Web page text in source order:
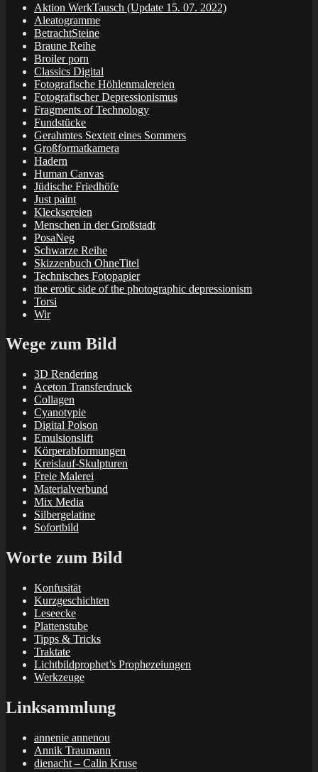
Aktion WerkTausch (Update 15. 07. 2022)
Aleatogramme
BetrachtSteine
Braune Reihe
Broiler porn
Classics Digital
Fotografische Höhlenmalereien
Fotografischer Depressionismus
Fragments of Technology
Fundstücke
Gerahmtes Sextett eines Sommers
Großformatkamera
Hadern
Human Canvas
Jüdische Friedhöfe
Just paint
Klecksereien
Menschen in der Großstadt
PosaNeg
Schwarze Reihe
Skizzenbuch OhneTitel
Technisches Fotopapier
the erotic side of the photographic depressionism
Torsi
Wir
Wege zum Bild
3D Rendering
Aceton Transferdruck
Collagen
Cyanotypie
Digital Poison
Emulsionslift
Körperabformungen
Kreislauf-Skulpturen
Freie Malerei
Materialverbund
Mix Media
Silbergelatine
Sofortbild
Worte zum Bild
Konfusität
Kurzgeschichten
Leseecke
Plattenstube
Tipps & Tricks
Traktate
Lichtbildprophet’s Prophezeiungen
Werkzeuge
Linksammlung
annenie annenou
Annik Traumann
dienacht – Calin Kruse